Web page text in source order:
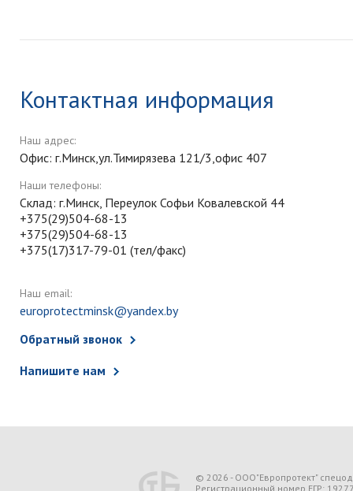
Контактная информация
Наш адрес:
Офис: г.Минск,ул.Тимирязева 121/3,офис 407
Наши телефоны:
Склад: г.Минск, Переулок Софьи Ковалевской 44
+375(29)504-68-13
+375(29)504-68-13
+375(17)317-79-01 (тел/факс)
Наш email:
europrotectminsk@yandex.by
Обратный звонок
Напишите нам
© 2026 - ООО"Европротект"
Регистрационный номер ЕГР: